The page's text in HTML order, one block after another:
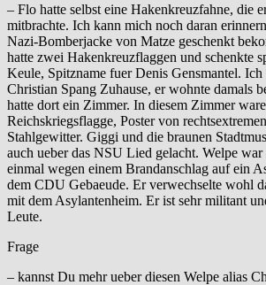
– Flo hatte selbst eine Hakenkreuzfahne, die
mitbrachte. Ich kann mich noch daran
Nazi-Bomberjacke von Matze geschenkt
hatte zwei Hakenkreuzflaggen und schenkte
Keule, Spitzname fuer Denis Gensmantel. Ich
Christian Spang Zuhause, er wohnte damals
hatte dort ein Zimmer. In diesem Zimmer
Reichskriegsflagge, Poster von
Stahlgewitter. Giggi und die braunen
auch ueber das NSU Lied gelacht. Welpe
einmal wegen einem Brandanschlag auf ein
dem CDU Gebaeude. Er verwechselte wohl
mit dem Asylantenheim. Er ist sehr militant
Leute.
Frage
– kannst Du mehr ueber diesen Welpe alias